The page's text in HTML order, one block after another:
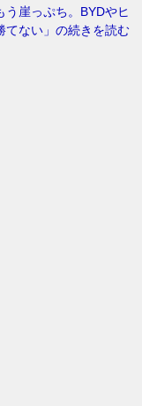
う崖っぷち。BYDやヒ
てない」の続きを読む